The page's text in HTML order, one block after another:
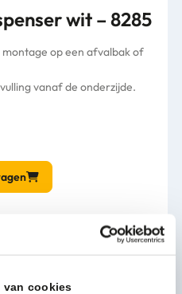
van cookies
wit – 8285
op een afvalbak of
vanaf de onderzijde.